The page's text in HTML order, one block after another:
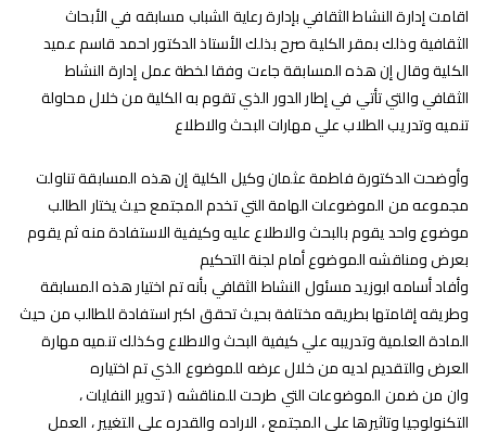
اقامت إدارة النشاط الثقافي بإدارة رعاية الشباب مسابقه في الأبحاث
الثقافية وذلك بمقر الكلية صرح بذلك الأستاذ الدكتور احمد قاسم عميد
الكلية وقال إن هذه المسابقة جاءت وفقا لخطة عمل إدارة النشاط
الثقافي والتي تأتي في إطار الدور الذي تقوم به الكلية من خلال محاولة
تنميه وتدريب الطلاب علي مهارات البحث والاطلاع
وأوضحت الدكتورة فاطمة عثمان وكيل الكلية إن هذه المسابقة تناولت
مجموعه من الموضوعات الهامة التي تخدم المجتمع حيث يختار الطالب
موضوع واحد يقوم بالبحث والاطلاع عليه وكيفية الاستفادة منه ثم يقوم
بعرض ومناقشه الموضوع أمام لجنة التحكيم
وأفاد أسامه ابوزيد مسئول النشاط الثقافي بأنه تم اختيار هذه المسابقة
وطريقه إقامتها بطريقه مختلفة بحيث تحقق اكبر استفادة للطالب من حيث
المادة العلمية وتدريبه علي كيفية البحث والاطلاع وكذلك تنميه مهارة
العرض والتقديم لديه من خلال عرضه للموضوع الذي تم اختياره
وان من ضمن الموضوعات التي طرحت للمناقشه ( تدوير النفايات ،
التكنولوجيا وتاثيرها علي المجتمع ، الاراده والقدره علي التغيير ، العمل